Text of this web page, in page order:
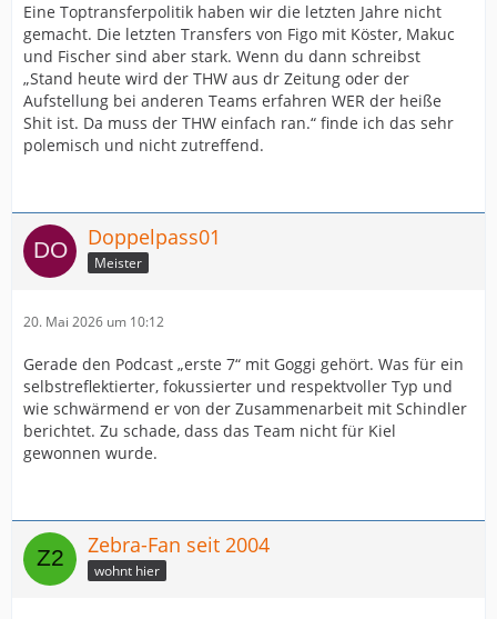
Eine Toptransferpolitik haben wir die letzten Jahre nicht
gemacht. Die letzten Transfers von Figo mit Köster, Makuc
und Fischer sind aber stark. Wenn du dann schreibst
„Stand heute wird der THW aus dr Zeitung oder der
Aufstellung bei anderen Teams erfahren WER der heiße
Shit ist. Da muss der THW einfach ran.“ finde ich das sehr
polemisch und nicht zutreffend.
Doppelpass01
Meister
20. Mai 2026 um 10:12
Gerade den Podcast „erste 7“ mit Goggi gehört. Was für ein
selbstreflektierter, fokussierter und respektvoller Typ und
wie schwärmend er von der Zusammenarbeit mit Schindler
berichtet. Zu schade, dass das Team nicht für Kiel
gewonnen wurde.
Zebra-Fan seit 2004
wohnt hier